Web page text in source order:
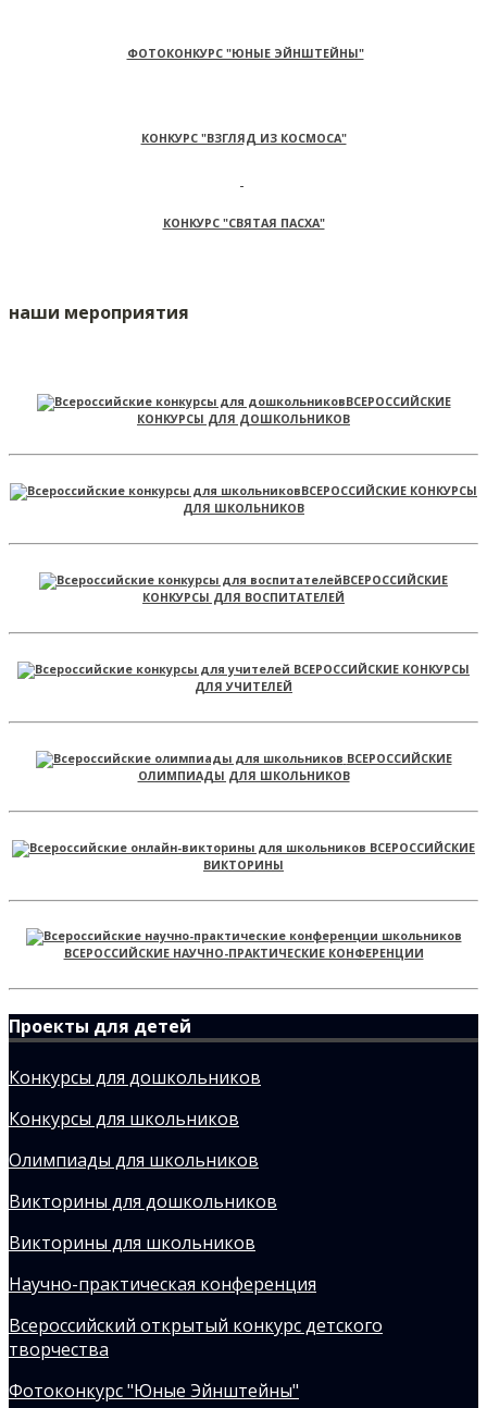
ФОТОКОНКУРС "ЮНЫЕ ЭЙНШТЕЙНЫ"
КОНКУРС "ВЗГЛЯД ИЗ КОСМОСА"
КОНКУРС "СВЯТАЯ ПАСХА"
наши мероприятия
ВСЕРОССИЙСКИЕ
КОНКУРСЫ ДЛЯ ДОШКОЛЬНИКОВ
ВСЕРОССИЙСКИЕ КОНКУРСЫ
ДЛЯ ШКОЛЬНИКОВ
ВСЕРОССИЙСКИЕ
КОНКУРСЫ ДЛЯ ВОСПИТАТЕЛЕЙ
ВСЕРОССИЙСКИЕ КОНКУРСЫ
ДЛЯ УЧИТЕЛЕЙ
ВСЕРОССИЙСКИЕ
ОЛИМПИАДЫ ДЛЯ ШКОЛЬНИКОВ
ВСЕРОССИЙСКИЕ
ВИКТОРИНЫ
ВСЕРОССИЙСКИЕ НАУЧНО-ПРАКТИЧЕСКИЕ КОНФЕРЕНЦИИ
Проекты для детей
Конкурсы для дошкольников
Конкурсы для школьников
Олимпиады для школьников
Викторины для дошкольников
Викторины для школьников
Научно-практическая конференция
Всероссийский открытый конкурс детского
творчества
Фотоконкурс "Юные Эйнштейны"